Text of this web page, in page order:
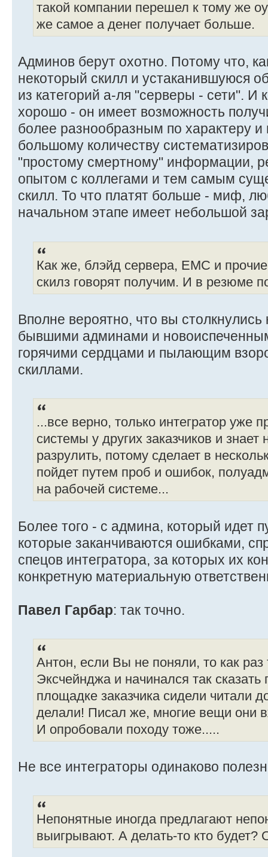
такой компании перешел к тому же
же самое а денег получает больше.
Админов берут охотно. Потому что,
некоторый скилл и устаканившуюся
из категорий а-ля "серверы - сети". И
хорошо - он имеет возможность
более разнообразным по характеру
большому количеству
"простому смертному" информации,
опытом с коллегами и тем самым
скилл. То что платят больше - миф,
начальном этапе имеет небольшой
Как же, блэйд сервера, ЕМС и
скилз говорят получим. И в резюме
Вполне вероятно, что вы
бывшими админами и
горячими сердцами и пылающим
скиллами.
...все верно, только интегратор уже
системы у других заказчиков и знает
разрулить, потому сделает в
пойдет путем проб и ошибок,
на рабочей системе...
Более того - с админа, который идет
которые заканчиваются ошибками,
спецов интегратора, за которых их
конкретную материальную
Павел Гарбар: так точно.
Антон, если Вы не поняли, то как раз
Эксчейнджа и начинался так сказать
площадке заказчика сидели читали
делали! Писал же, многие вещи они
И опробовали походу тоже.....
Не все интеграторы одинаково
Непонятные иногда предлагают
выигрывают. А делать-то кто будет?